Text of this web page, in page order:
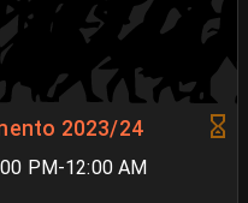
2023/24
PM-12:00 AM